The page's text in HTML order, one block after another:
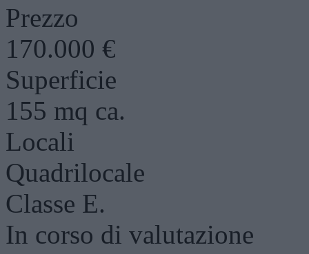
Prezzo
170.000 €
Superficie
155 mq ca.
Locali
Quadrilocale
Classe E.
In corso di valutazione